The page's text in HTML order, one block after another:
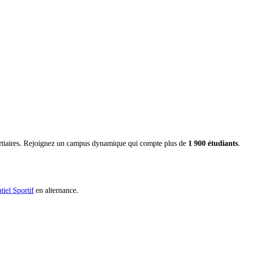
Rejoignez un campus dynamique qui compte plus de 1 900 étudiants.
Sportifen alternance.